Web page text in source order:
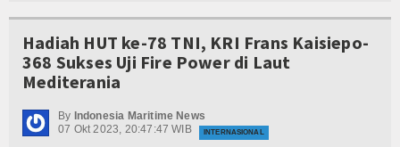
BUMN
Editorial
Getarkan Laut Dabo Singkep
Hajat dan Santuni Anak Yatim
Kampung Nelayan Merah Putih
Edukasi Publik Lawan Pinjol Ilegal
Tinggi
IPC TPK-Kejari Jakut Perpanjang Kerja Sama Hukum
Hadiah HUT ke-78 TNI, KRI Frans Kaisiepo-
368 Sukses Uji Fire Power di Laut
Mediterania
By Indonesia Maritime News
07 Okt 2023, 20:47:47 WIB
INTERNASIONAL